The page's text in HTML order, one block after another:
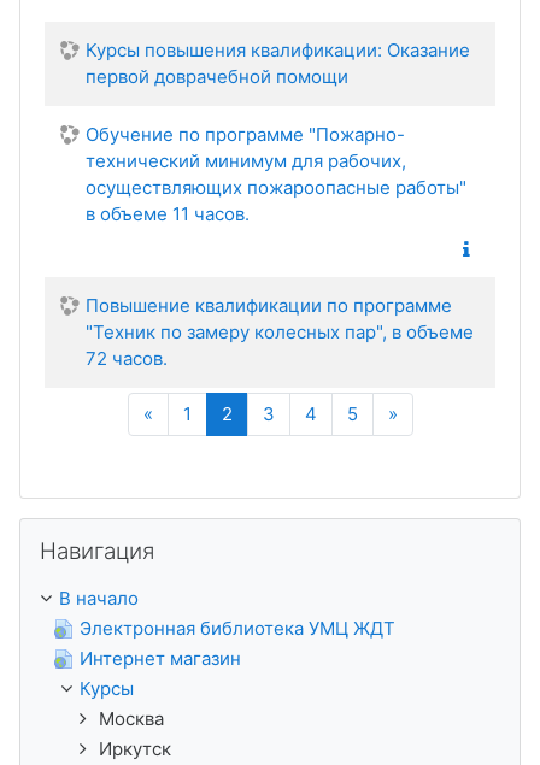
Курсы повышения квалификации: Оказание
первой доврачебной помощи
Обучение по программе "Пожарно-
технический минимум для рабочих,
осуществляющих пожароопасные работы"
в объеме 11 часов.
Повышение квалификации по программе
"Техник по замеру колесных пар", в объеме
72 часов.
«Назад
1 2(текущая)
3 4 5 »Далее
Навигация
В начало
Электронная библиотека УМЦ ЖДТ
Интернет магазин
Курсы
Москва
Иркутск